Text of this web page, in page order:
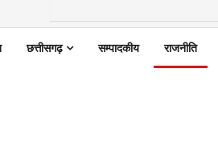
छत्तीसगढ़ सम्पादकीय राजनीति